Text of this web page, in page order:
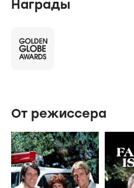
Награды
От режиссера